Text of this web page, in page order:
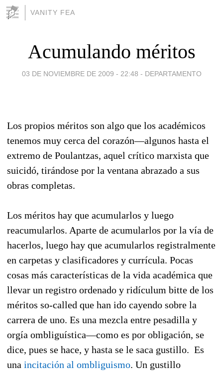
VANITY FEA
Acumulando méritos
03 DE NOVIEMBRE DE 2009 - 22:48 - DEPARTAMENTO
Los propios méritos son algo que los académicos
tenemos muy cerca del corazón—algunos hasta el
extremo de Poulantzas, aquel crítico marxista que
suicidó, tirándose por la ventana abrazado a sus
obras completas.
Los méritos hay que acumularlos y luego
reacumularlos. Aparte de acumularlos por la vía de
hacerlos, luego hay que acumularlos registralmente
en carpetas y clasificadores y currícula. Pocas
cosas más características de la vida académica que
llevar un registro ordenado y ridículum bitte de los
méritos so-called que han ido cayendo sobre la
carrera de uno. Es una mezcla entre pesadilla y
orgía ombliguística—como es por obligación, se
dice, pues se hace, y hasta se le saca gustillo. Es
una incitación al ombliguismo. Un gustillo